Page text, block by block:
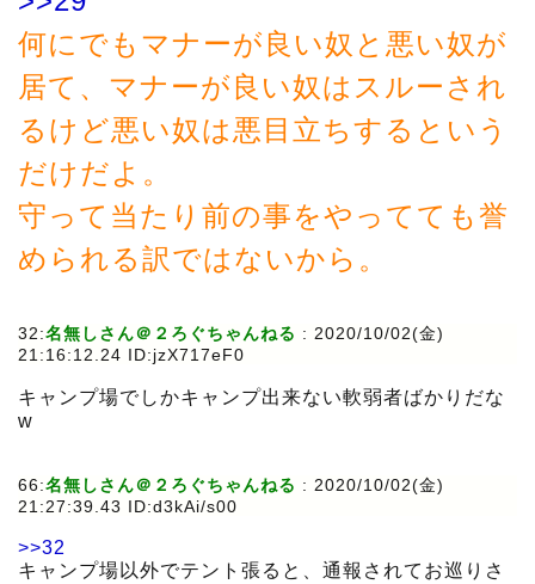
何にでもマナーが良い奴と悪い奴が
居て、マナーが良い奴はスルーされ
るけど悪い奴は悪目立ちするという
だけだよ。
守って当たり前の事をやってても誉
められる訳ではないから。
32:名無しさん＠２ろぐちゃんねる : 2020/10/02(金)
21:16:12.24 ID:jzX717eF0
キャンプ場でしかキャンプ出来ない軟弱者ばかりだな
w
66:名無しさん＠２ろぐちゃんねる : 2020/10/02(金)
21:27:39.43 ID:d3kAi/s00
>>32
キャンプ場以外でテント張ると、通報されてお巡りさ